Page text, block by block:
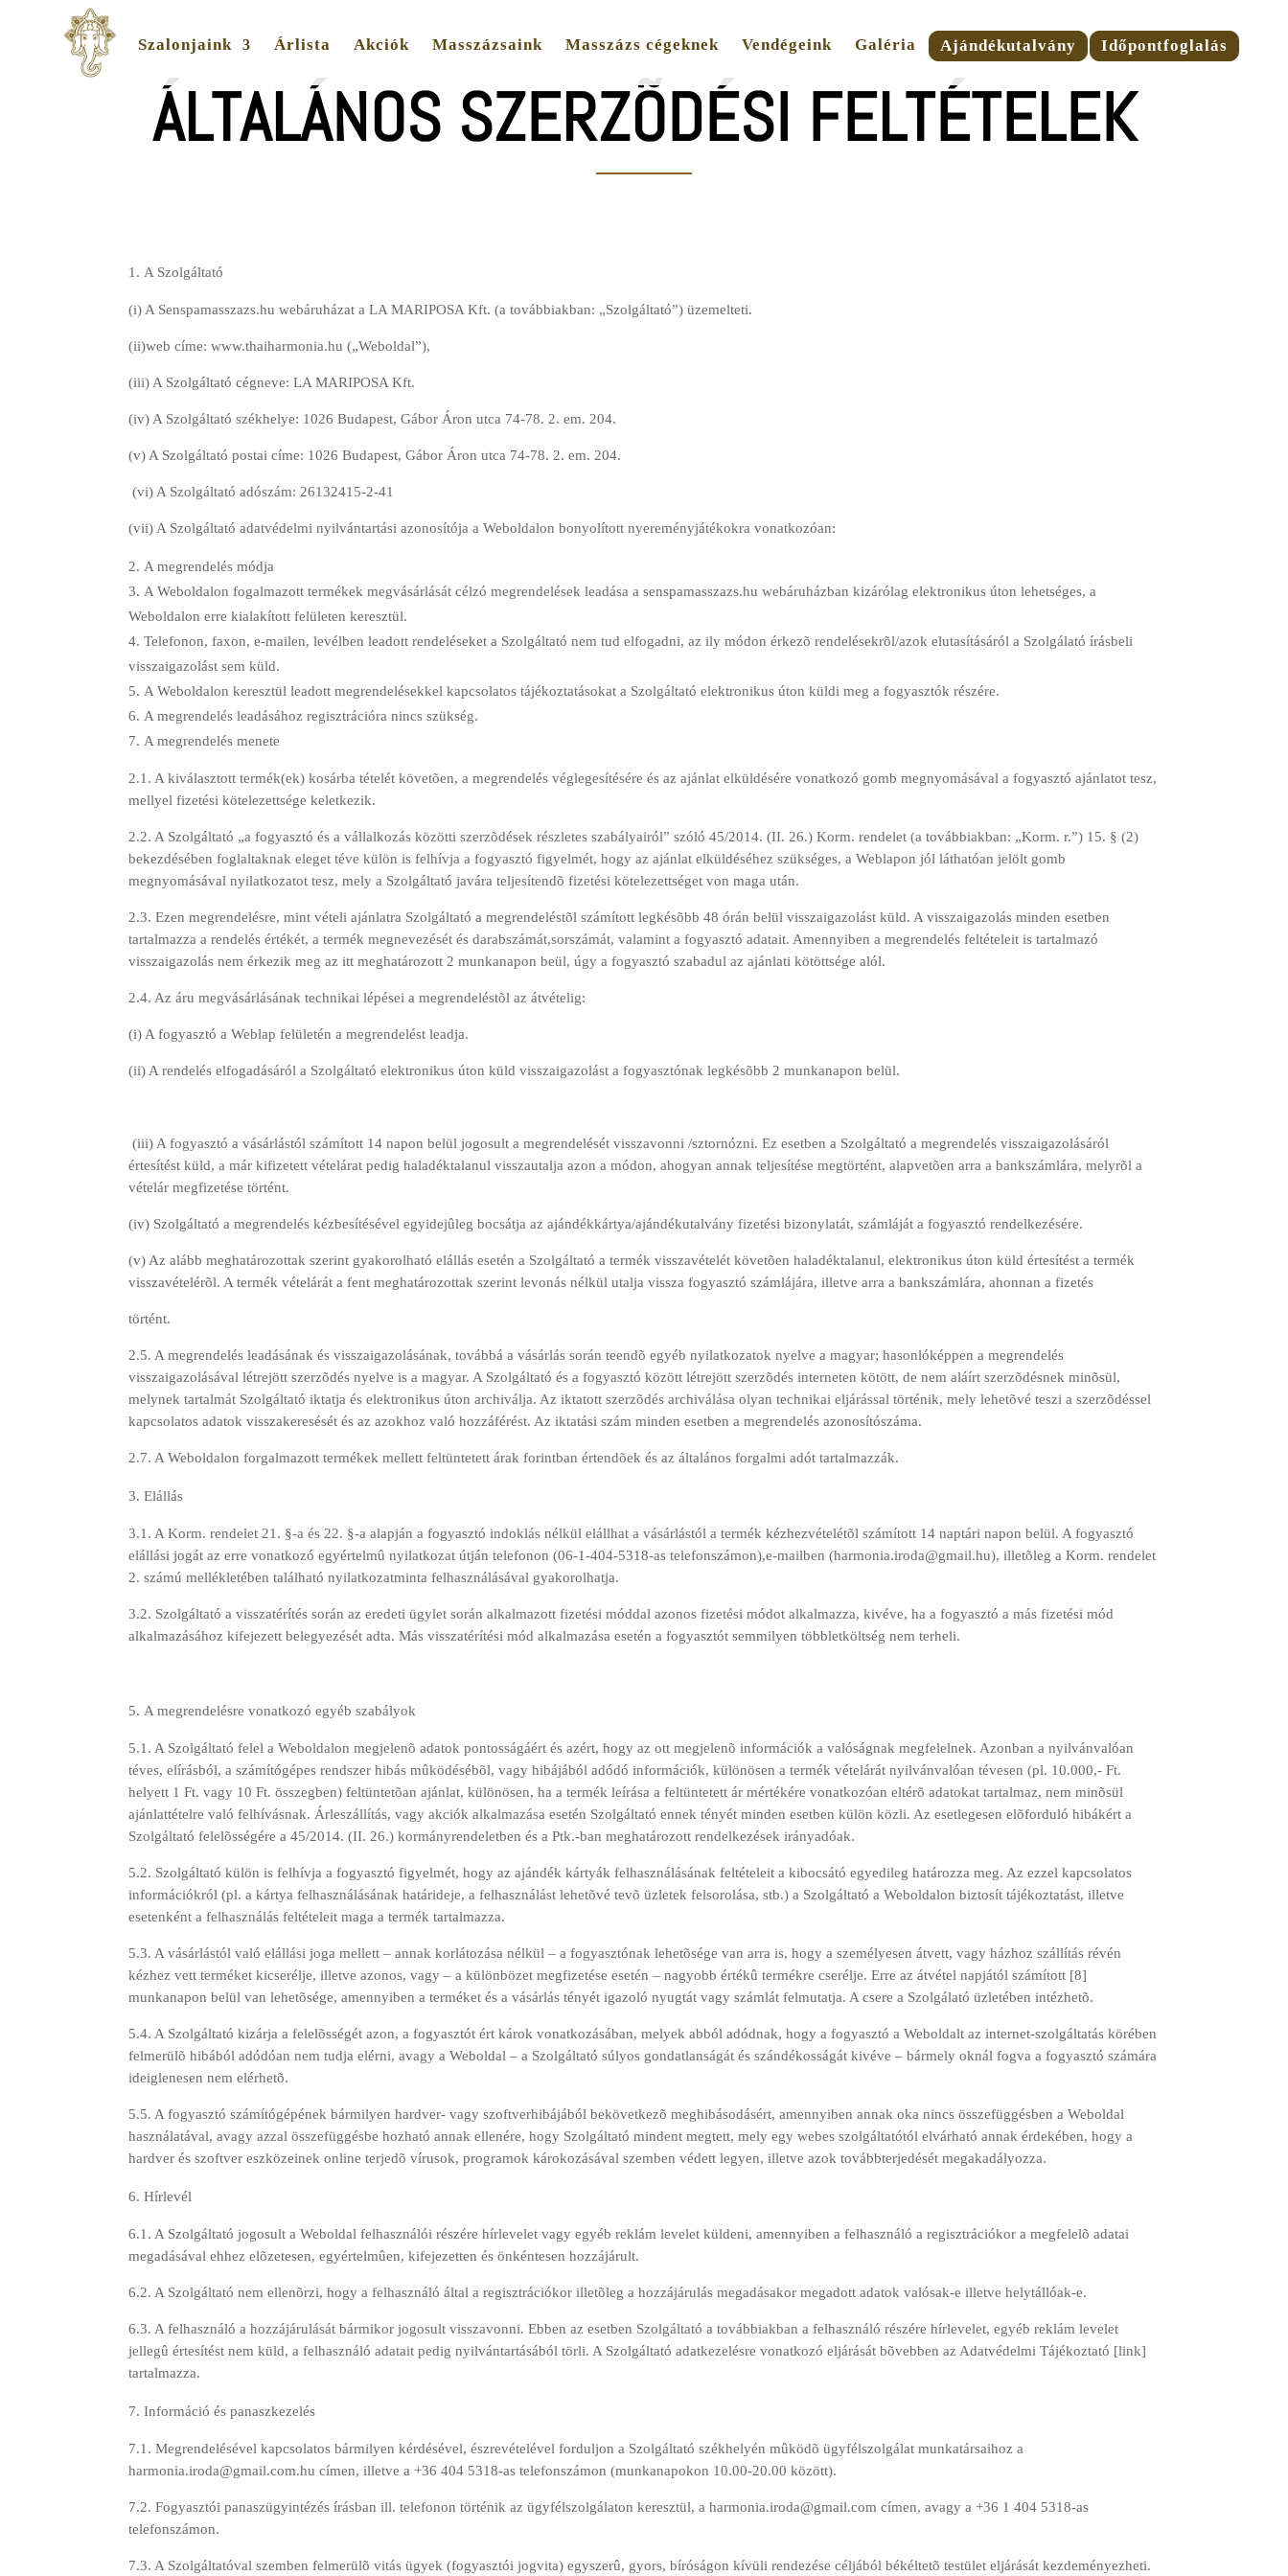
Szalonjaink Árlista Akciók Masszázsaink Masszázs cégeknek Vendégeink Galéria Ajándékutalvány Időpontfoglalás
ÁLTALÁNOS SZERZÕDÉSI FELTÉTELEK
A Szolgáltató
(i) A Senspamasszazs.hu webáruházat a LA MARIPOSA Kft. (a továbbiakban: „Szolgáltató”) üzemelteti.
(ii)web címe: www.thaiharmonia.hu („Weboldal”),
(iii) A Szolgáltató cégneve: LA MARIPOSA Kft.
(iv) A Szolgáltató székhelye: 1026 Budapest, Gábor Áron utca 74-78. 2. em. 204.
(v) A Szolgáltató postai címe: 1026 Budapest, Gábor Áron utca 74-78. 2. em. 204.
(vi) A Szolgáltató adószám: 26132415-2-41
(vii) A Szolgáltató adatvédelmi nyilvántartási azonosítója a Weboldalon bonyolított nyereményjátékokra vonatkozóan:
A megrendelés módja
A Weboldalon fogalmazott termékek megvásárlását célzó megrendelések leadása a senspamasszazs.hu webáruházban kizárólag elektronikus úton lehetséges, a
Weboldalon erre kialakított felületen keresztül.
Telefonon, faxon, e-mailen, levélben leadott rendeléseket a Szolgáltató nem tud elfogadni, az ily módon érkezõ rendelésekrõl/azok elutasításáról a Szolgálató írásbeli
visszaigazolást sem küld.
A Weboldalon keresztül leadott megrendelésekkel kapcsolatos tájékoztatásokat a Szolgáltató elektronikus úton küldi meg a fogyasztók részére.
A megrendelés leadásához regisztrációra nincs szükség.
A megrendelés menete
2.1. A kiválasztott termék(ek) kosárba tételét követõen, a megrendelés véglegesítésére és az ajánlat elküldésére vonatkozó gomb megnyomásával a fogyasztó ajánlatot tesz,
mellyel fizetési kötelezettsége keletkezik.
2.2. A Szolgáltató „a fogyasztó és a vállalkozás közötti szerzõdések részletes szabályairól” szóló 45/2014. (II. 26.) Korm. rendelet (a továbbiakban: „Korm. r.”) 15. § (2)
bekezdésében foglaltaknak eleget téve külön is felhívja a fogyasztó figyelmét, hogy az ajánlat elküldéséhez szükséges, a Weblapon jól láthatóan jelölt gomb
megnyomásával nyilatkozatot tesz, mely a Szolgáltató javára teljesítendõ fizetési kötelezettséget von maga után.
2.3. Ezen megrendelésre, mint vételi ajánlatra Szolgáltató a megrendeléstõl számított legkésõbb 48 órán belül visszaigazolást küld. A visszaigazolás minden esetben
tartalmazza a rendelés értékét, a termék megnevezését és darabszámát,sorszámát, valamint a fogyasztó adatait. Amennyiben a megrendelés feltételeit is tartalmazó
visszaigazolás nem érkezik meg az itt meghatározott 2 munkanapon beül, úgy a fogyasztó szabadul az ajánlati kötöttsége alól.
2.4. Az áru megvásárlásának technikai lépései a megrendeléstõl az átvételig:
(i) A fogyasztó a Weblap felületén a megrendelést leadja.
(ii) A rendelés elfogadásáról a Szolgáltató elektronikus úton küld visszaigazolást a fogyasztónak legkésõbb 2 munkanapon belül.
(iii) A fogyasztó a vásárlástól számított 14 napon belül jogosult a megrendelését visszavonni /sztornózni. Ez esetben a Szolgáltató a megrendelés visszaigazolásáról
értesítést küld, a már kifizetett vételárat pedig haladéktalanul visszautalja azon a módon, ahogyan annak teljesítése megtörtént, alapvetõen arra a bankszámlára, melyrõl a
vételár megfizetése történt.
(iv) Szolgáltató a megrendelés kézbesítésével egyidejûleg bocsátja az ajándékkártya/ajándékutalvány fizetési bizonylatát, számláját a fogyasztó rendelkezésére.
(v) Az alább meghatározottak szerint gyakorolható elállás esetén a Szolgáltató a termék visszavételét követõen haladéktalanul, elektronikus úton küld értesítést a termék
visszavételérõl. A termék vételárát a fent meghatározottak szerint levonás nélkül utalja vissza fogyasztó számlájára, illetve arra a bankszámlára, ahonnan a fizetés
történt.
2.5. A megrendelés leadásának és visszaigazolásának, továbbá a vásárlás során teendõ egyéb nyilatkozatok nyelve a magyar; hasonlóképpen a megrendelés
visszaigazolásával létrejött szerzõdés nyelve is a magyar. A Szolgáltató és a fogyasztó között létrejött szerzõdés interneten kötött, de nem aláírt szerzõdésnek minõsül,
melynek tartalmát Szolgáltató iktatja és elektronikus úton archiválja. Az iktatott szerzõdés archiválása olyan technikai eljárással történik, mely lehetõvé teszi a szerzõdéssel
kapcsolatos adatok visszakeresését és az azokhoz való hozzáférést. Az iktatási szám minden esetben a megrendelés azonosítószáma.
2.7. A Weboldalon forgalmazott termékek mellett feltüntetett árak forintban értendõek és az általános forgalmi adót tartalmazzák.
Elállás
3.1. A Korm. rendelet 21. §-a és 22. §-a alapján a fogyasztó indoklás nélkül elállhat a vásárlástól a termék kézhezvételétõl számított 14 naptári napon belül. A fogyasztó
elállási jogát az erre vonatkozó egyértelmû nyilatkozat útján telefonon (06-1-404-5318-as telefonszámon),e-mailben (harmonia.iroda@gmail.hu), illetõleg a Korm. rendelet
2. számú mellékletében található nyilatkozatminta felhasználásával gyakorolhatja.
3.2. Szolgáltató a visszatérítés során az eredeti ügylet során alkalmazott fizetési móddal azonos fizetési módot alkalmazza, kivéve, ha a fogyasztó a más fizetési mód
alkalmazásához kifejezett belegyezését adta. Más visszatérítési mód alkalmazása esetén a fogyasztót semmilyen többletköltség nem terheli.
A megrendelésre vonatkozó egyéb szabályok
5.1. A Szolgáltató felel a Weboldalon megjelenõ adatok pontosságáért és azért, hogy az ott megjelenõ információk a valóságnak megfelelnek. Azonban a nyilvánvalóan
téves, elírásból, a számítógépes rendszer hibás mûködésébõl, vagy hibájából adódó információk, különösen a termék vételárát nyilvánvalóan tévesen (pl. 10.000,- Ft.
helyett 1 Ft. vagy 10 Ft. összegben) feltüntetõan ajánlat, különösen, ha a termék leírása a feltüntetett ár mértékére vonatkozóan eltérõ adatokat tartalmaz, nem minõsül
ajánlattételre való felhívásnak. Árleszállítás, vagy akciók alkalmazása esetén Szolgáltató ennek tényét minden esetben külön közli. Az esetlegesen elõforduló hibákért a
Szolgáltató felelõsségére a 45/2014. (II. 26.) kormányrendeletben és a Ptk.-ban meghatározott rendelkezések irányadóak.
5.2. Szolgáltató külön is felhívja a fogyasztó figyelmét, hogy az ajándék kártyák felhasználásának feltételeit a kibocsátó egyedileg határozza meg. Az ezzel kapcsolatos
információkról (pl. a kártya felhasználásának határideje, a felhasználást lehetõvé tevõ üzletek felsorolása, stb.) a Szolgáltató a Weboldalon biztosít tájékoztatást, illetve
esetenként a felhasználás feltételeit maga a termék tartalmazza.
5.3. A vásárlástól való elállási joga mellett – annak korlátozása nélkül – a fogyasztónak lehetõsége van arra is, hogy a személyesen átvett, vagy házhoz szállítás révén
kézhez vett terméket kicserélje, illetve azonos, vagy – a különbözet megfizetése esetén – nagyobb értékû termékre cserélje. Erre az átvétel napjától számított [8]
munkanapon belül van lehetõsége, amennyiben a terméket és a vásárlás tényét igazoló nyugtát vagy számlát felmutatja. A csere a Szolgálató üzletében intézhetõ.
5.4. A Szolgáltató kizárja a felelõsségét azon, a fogyasztót ért károk vonatkozásában, melyek abból adódnak, hogy a fogyasztó a Weboldalt az internet-szolgáltatás körében
felmerülõ hibából adódóan nem tudja elérni, avagy a Weboldal – a Szolgáltató súlyos gondatlanságát és szándékosságát kivéve – bármely oknál fogva a fogyasztó számára
ideiglenesen nem elérhetõ.
5.5. A fogyasztó számítógépének bármilyen hardver- vagy szoftverhibájából bekövetkezõ meghibásodásért, amennyiben annak oka nincs összefüggésben a Weboldal
használatával, avagy azzal összefüggésbe hozható annak ellenére, hogy Szolgáltató mindent megtett, mely egy webes szolgáltatótól elvárható annak érdekében, hogy a
hardver és szoftver eszközeinek online terjedõ vírusok, programok károkozásával szemben védett legyen, illetve azok továbbterjedését megakadályozza.
Hírlevél
6.1. A Szolgáltató jogosult a Weboldal felhasználói részére hírlevelet vagy egyéb reklám levelet küldeni, amennyiben a felhasználó a regisztrációkor a megfelelõ adatai
megadásával ehhez elõzetesen, egyértelmûen, kifejezetten és önkéntesen hozzájárult.
6.2. A Szolgáltató nem ellenõrzi, hogy a felhasználó által a regisztrációkor illetõleg a hozzájárulás megadásakor megadott adatok valósak-e illetve helytállóak-e.
6.3. A felhasználó a hozzájárulását bármikor jogosult visszavonni. Ebben az esetben Szolgáltató a továbbiakban a felhasználó részére hírlevelet, egyéb reklám levelet
jellegû értesítést nem küld, a felhasználó adatait pedig nyilvántartásából törli. A Szolgáltató adatkezelésre vonatkozó eljárását bõvebben az Adatvédelmi Tájékoztató [link]
tartalmazza.
Információ és panaszkezelés
7.1. Megrendelésével kapcsolatos bármilyen kérdésével, észrevételével forduljon a Szolgáltató székhelyén mûködõ ügyfélszolgálat munkatársaihoz a
harmonia.iroda@gmail.com.hu címen, illetve a +36 404 5318-as telefonszámon (munkanapokon 10.00-20.00 között).
7.2. Fogyasztói panaszügyintézés írásban ill. telefonon történik az ügyfélszolgálaton keresztül, a harmonia.iroda@gmail.com címen, avagy a +36 1 404 5318-as
telefonszámon.
7.3. A Szolgáltatóval szemben felmerülõ vitás ügyek (fogyasztói jogvita) egyszerû, gyors, bíróságon kívüli rendezése céljából békéltetõ testület eljárását kezdeményezheti.